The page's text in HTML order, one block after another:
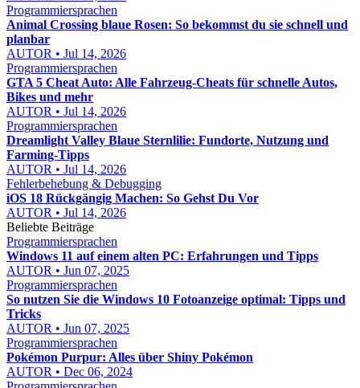
Programmiersprachen
Animal Crossing blaue Rosen: So bekommst du sie schnell und
planbar
AUTOR • Jul 14, 2026
Programmiersprachen
GTA 5 Cheat Auto: Alle Fahrzeug-Cheats für schnelle Autos,
Bikes und mehr
AUTOR • Jul 14, 2026
Programmiersprachen
Dreamlight Valley Blaue Sternlilie: Fundorte, Nutzung und
Farming-Tipps
AUTOR • Jul 14, 2026
Fehlerbehebung & Debugging
iOS 18 Rückgängig Machen: So Gehst Du Vor
AUTOR • Jul 14, 2026
Beliebte Beiträge
Programmiersprachen
Windows 11 auf einem alten PC: Erfahrungen und Tipps
AUTOR • Jun 07, 2025
Programmiersprachen
So nutzen Sie die Windows 10 Fotoanzeige optimal: Tipps und
Tricks
AUTOR • Jun 07, 2025
Programmiersprachen
Pokémon Purpur: Alles über Shiny Pokémon
AUTOR • Dec 06, 2024